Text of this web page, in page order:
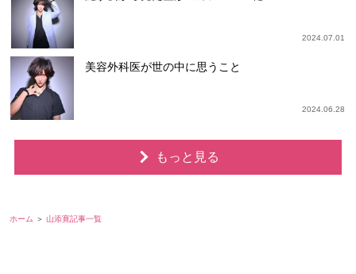
2024.07.01
美容外科医が世の中に思うこと
2024.06.28
もっと見る
ホーム 山添寛記事一覧